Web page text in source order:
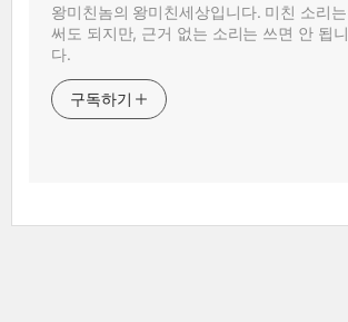
왕미친놈의 왕미친세상입니다. 미친 소리는
써도 되지만, 근거 없는 소리는 쓰면 안 됩니
다.
구독하기